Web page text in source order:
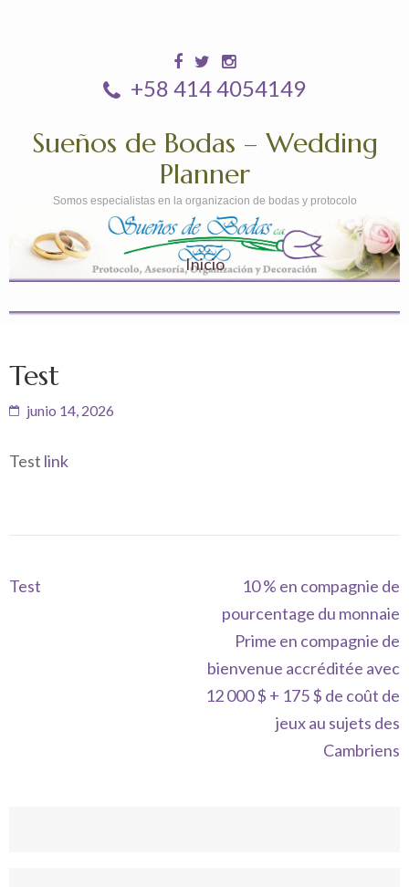
+58 414 4054149
Sueños de Bodas – Wedding
Planner
Somos especialistas en la organizacion de bodas y protocolo
Inicio
Test
junio 14, 2026
Test link
Navegación
Test
10 % en compagnie de
pourcentage du monnaie
Prime en compagnie de
bienvenue accréditée avec
12 000 $ + 175 $ de coût de
jeux au sujets des
Cambriens